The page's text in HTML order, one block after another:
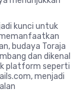
kunci untuk
budaya Toraja
dan dikenal
platform seperti
menjadi